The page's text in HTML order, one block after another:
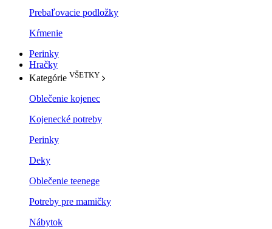
Prebaľovacie podložky
Kŕmenie
Perinky
Hračky
Kategórie VŠETKY
Oblečenie kojenec
Kojenecké potreby
Perinky
Deky
Oblečenie teenege
Potreby pre mamičky
Nábytok